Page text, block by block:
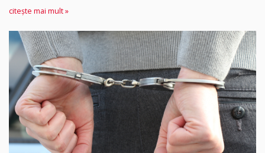
citește mai mult »